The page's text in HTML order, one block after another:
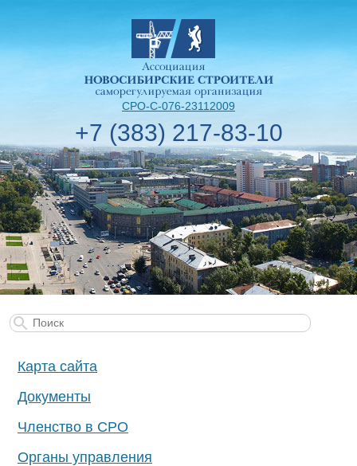
СРО-С-076-23112009
+7 (383) 217-83-10
Карта сайта
Документы
Членство в СРО
Органы управления